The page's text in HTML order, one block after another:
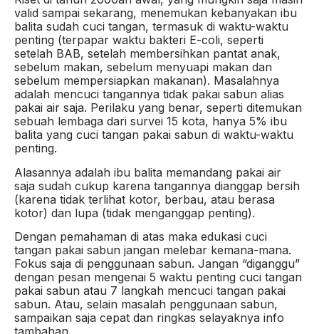
valid sampai sekarang, menemukan kebanyakan ibu
balita sudah cuci tangan, termasuk di waktu-waktu
penting (terpapar waktu bakteri E-coli, seperti
setelah BAB, setelah membersihkan pantat anak,
sebelum makan, sebelum menyuapi makan dan
sebelum mempersiapkan makanan). Masalahnya
adalah mencuci tangannya tidak pakai sabun alias
pakai air saja. Perilaku yang benar, seperti ditemukan
sebuah lembaga dari survei 15 kota, hanya 5% ibu
balita yang cuci tangan pakai sabun di waktu-waktu
penting.
Alasannya adalah ibu balita memandang pakai air
saja sudah cukup karena tangannya dianggap bersih
(karena tidak terlihat kotor, berbau, atau berasa
kotor) dan lupa (tidak menganggap penting).
Dengan pemahaman di atas maka edukasi cuci
tangan pakai sabun jangan melebar kemana-mana.
Fokus saja di penggunaan sabun. Jangan “diganggu”
dengan pesan mengenai 5 waktu penting cuci tangan
pakai sabun atau 7 langkah mencuci tangan pakai
sabun. Atau, selain masalah penggunaan sabun,
sampaikan saja cepat dan ringkas selayaknya info
tambahan.